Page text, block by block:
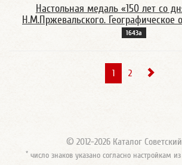
Настольная медаль «150 лет со
Н.М.Пржевальского. Географическое
1643а
1 2
© 2012-2026 Каталог
* число знаков указано согласно настройкам